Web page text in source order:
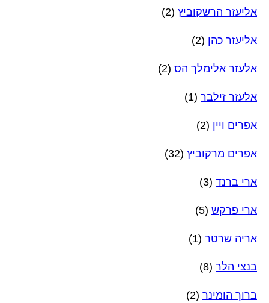
אליעזר הרשקוביץ (2)
אליעזר כהן (2)
אלעזר אלימלך הס (2)
אלעזר זילבר (1)
אפרים ויין (2)
אפרים מרקוביץ (32)
ארי ברנד (3)
ארי פרקש (5)
אריה שרטר (1)
בנצי הלר (8)
ברוך הומינר (2)